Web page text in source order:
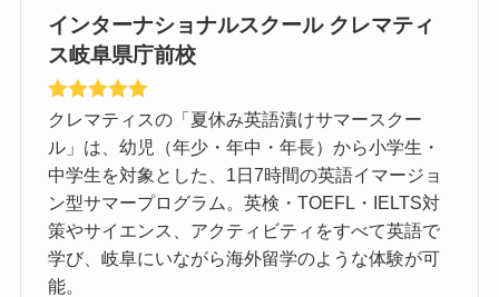
インターナショナルスクール クレマティ
ス岐阜県庁前校
クレマティスの「夏休み英語漬けサマースクー
ル」は、幼児（年少・年中・年長）から小学生・
中学生を対象とした、1日7時間の英語イマージョ
ン型サマープログラム。英検・TOEFL・IELTS対
策やサイエンス、アクティビティをすべて英語で
学び、岐阜にいながら海外留学のような体験が可
能。